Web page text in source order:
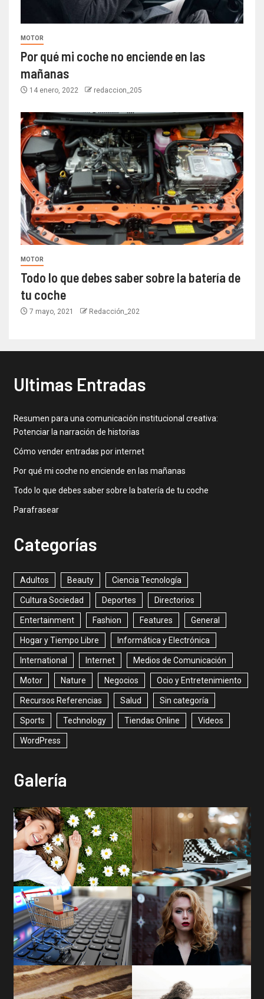
MOTOR
Por qué mi coche no enciende en las
mañanas
14 enero, 2022 redaccion_205
MOTOR
Todo lo que debes saber sobre la batería de
tu coche
7 mayo, 2021 Redacción_202
Ultimas Entradas
Resumen para una comunicación institucional creativa:
Potenciar la narración de historias
Cómo vender entradas por internet
Por qué mi coche no enciende en las mañanas
Todo lo que debes saber sobre la batería de tu coche
Parafrasear
Categorías
Adultos Beauty Ciencia Tecnología
Cultura Sociedad Deportes Directorios
Entertainment Fashion Features General
Hogar y Tiempo Libre Informática y Electrónica
International Internet Medios de Comunicación
Motor Nature Negocios Ocio y Entretenimiento
Recursos Referencias Salud Sin categoría
Sports Technology Tiendas Online Videos
WordPress
Galería